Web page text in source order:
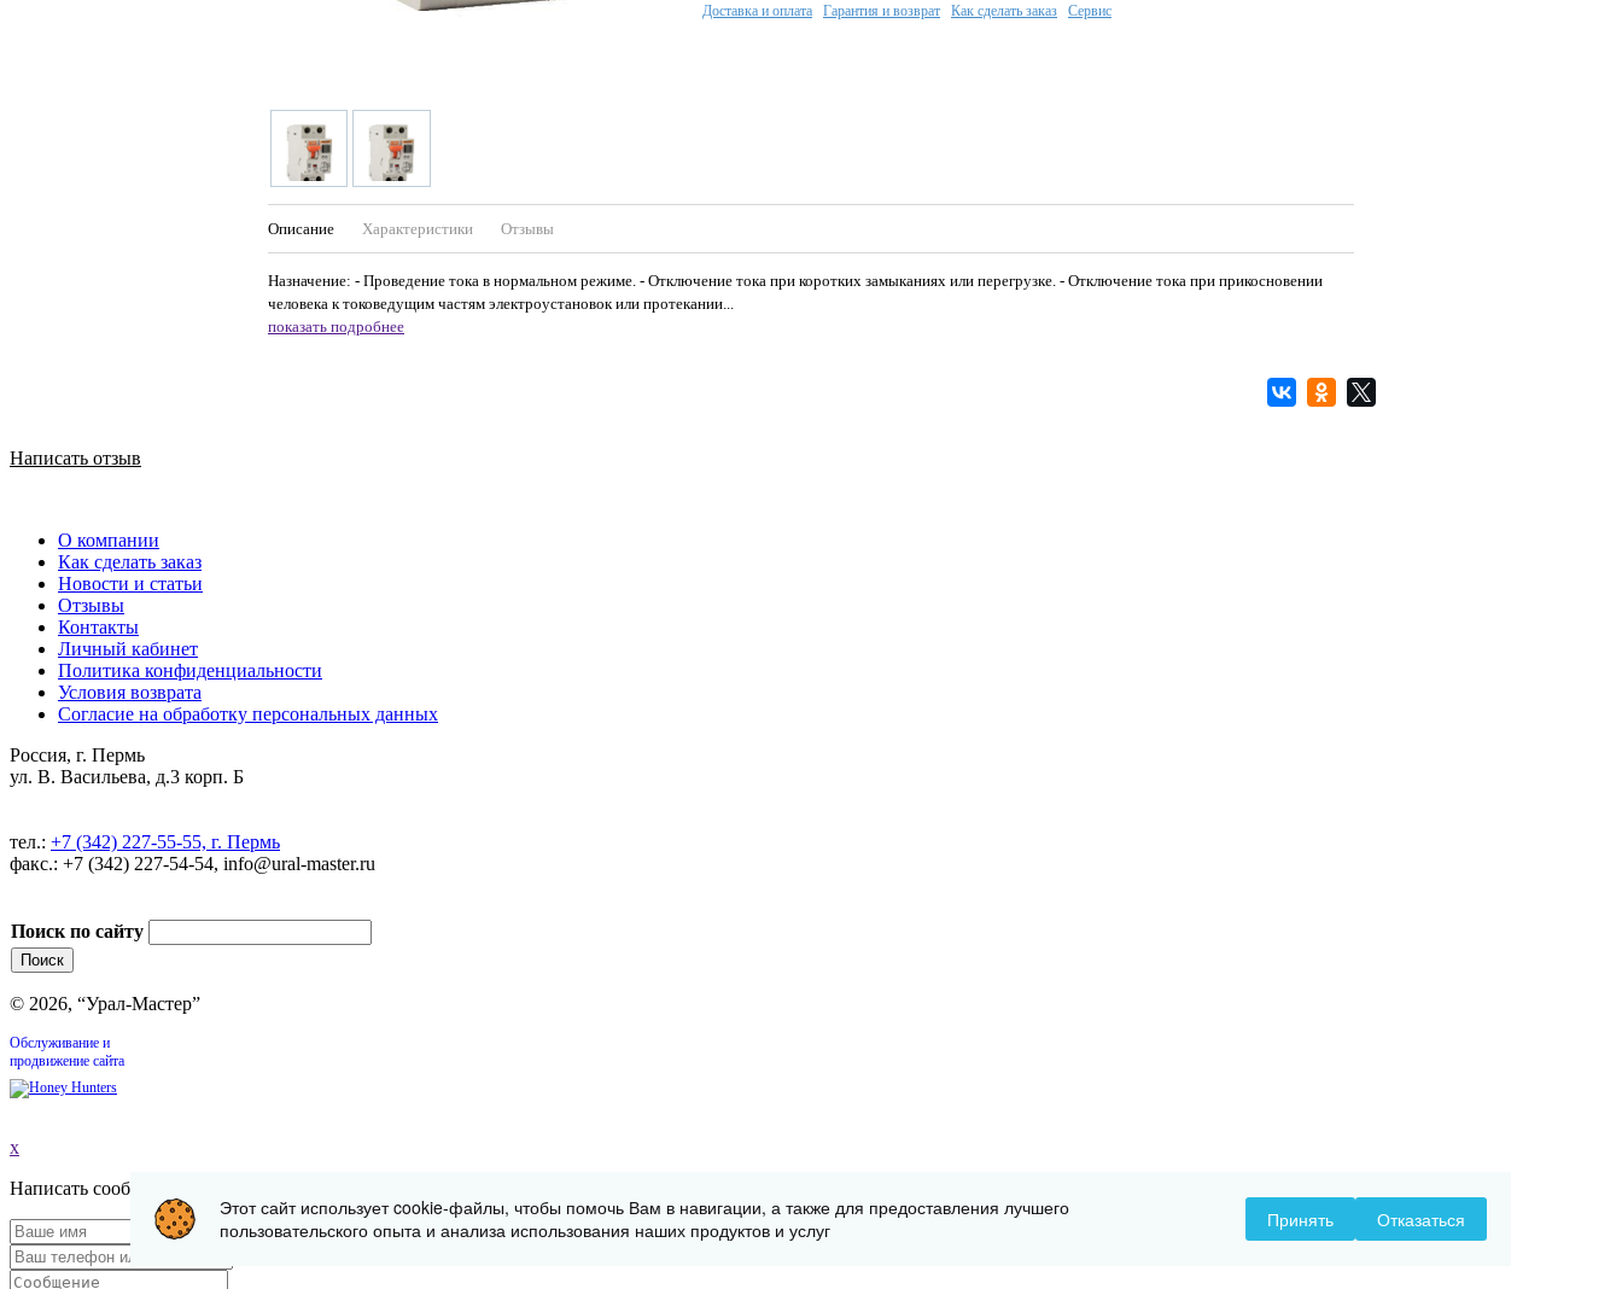
Описание Характеристики Отзывы
Назначение: - Проведение тока в нормальном режиме. - Отключение тока при коротких замыканиях или перегрузке. - Отключение тока при прикосновении
человека к токоведущим частям электроустановок или протекании...
показать подробнее
Доставка и оплата Гарантия и возврат Как сделать заказ Сервис
Написать отзыв
О компании
Как сделать заказ
Новости и статьи
Отзывы
Контакты
Личный кабинет
Политика конфиденциальности
Условия возврата
Согласие на обработку персональных данных
Россия, г. Пермь
ул. В. Васильева, д.3 корп. Б
тел.: +7 (342) 227-55-55, г. Пермь
факс.: +7 (342) 227-54-54, info@ural-master.ru
Поиск по сайту
© 2026, “Урал-Мастер”
Обслуживание и
продвижение сайта
x
Написать сообщение
Этот сайт использует cookie-файлы, чтобы помочь Вам в навигации, а также для предоставления лучшего
пользовательского опыта и анализа использования наших продуктов и услуг
Принять Отказаться